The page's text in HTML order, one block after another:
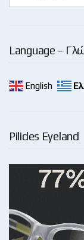
Language –
English
Pilides Eyeland